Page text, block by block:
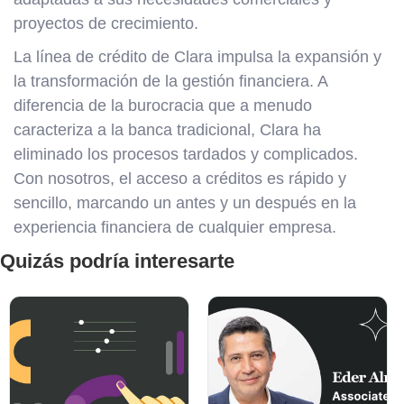
proyectos de crecimiento.
La línea de crédito de Clara impulsa la expansión y
la transformación de la gestión financiera. A
diferencia de la burocracia que a menudo
caracteriza a la banca tradicional, Clara ha
eliminado los procesos tardados y complicados.
Con nosotros, el acceso a créditos es rápido y
sencillo, marcando un antes y un después en la
experiencia financiera de cualquier empresa.
Quizás podría interesarte